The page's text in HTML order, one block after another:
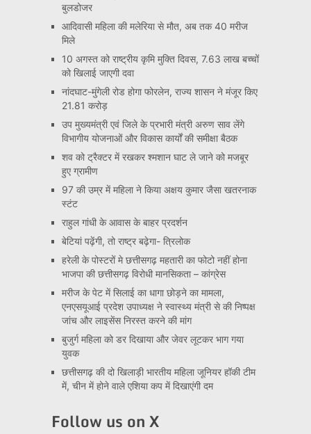
बुलडोजर
आदिवासी महिला की मलेरिया से मौत, अब तक 40 मरीज
मिले
10 अगस्त को राष्ट्रीय कृमि मुक्ति दिवस, 7.63 लाख बच्चों
को खिलाई जाएगी दवा
नांदघाट-मुंगेली रोड होगा फोरलेन, राज्य शासन ने मंजूर किए
21.81 करोड़
उप मुख्यमंत्री एवं जिले के प्रभारी मंत्री अरुण साव लेंगे
विभागीय योजनाओं और विकास कार्यों की समीक्षा बैठक
शव को ट्रैक्टर में रखकर श्मशान घाट ले जाने को मजबूर
हुए ग्रामीण
97 की उम्र में महिला ने किया अक्षय कुमार जैसा खतरनाक
स्टंट
राहुल गांधी के आवास के बाहर प्रदर्शन
बेटियां पढ़ेंगी, तो राष्ट्र बढ़ेगा- त्रिलोक
हरेली के पोस्टरों मे छत्तीसगढ़ महतारी का फोटो नहीं होना
भाजपा की छत्तीसगढ़ विरोधी मानसिकता – कांग्रेस
मरीज के पेट में सिलाई का धागा छोड़ने का मामला,
एनएसयूआई प्रदेश उपाध्यक्ष ने स्वास्थ्य मंत्री से की निष्पक्ष
जांच और लाइसेंस निरस्त करने की मांग
बुजुर्ग महिला को डर दिखाया और जेवर लूटकर भाग गया
युवक
छत्तीसगढ़ की दो खिलाड़ी भारतीय महिला जूनियर हॉकी टीम
में, चीन में होने वाले एशिया कप में दिखाएंगी दम
Follow us on X